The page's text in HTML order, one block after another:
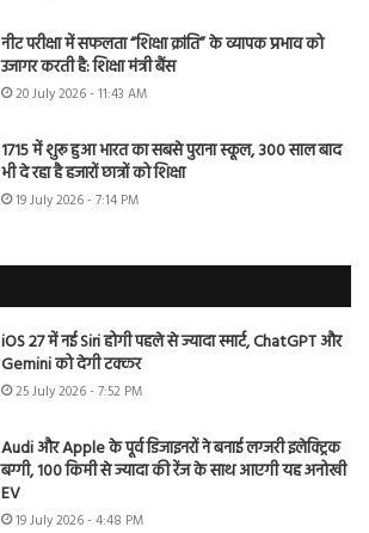
नीट परीक्षा में सफलता “शिक्षा क्रांति” के व्यापक प्रभाव को
उजागर करती है: शिक्षा मंत्री बैंस
20 July 2026 - 11:43 AM
1715 में शुरू हुआ भारत का सबसे पुराना स्कूल, 300 साल बाद
भी दे रहा है हजारों छात्रों को शिक्षा
19 July 2026 - 7:14 PM
iOS 27 में नई Siri होगी पहले से ज्यादा स्मार्ट, ChatGPT और
Gemini को देगी टक्कर
25 July 2026 - 7:52 PM
Audi और Apple के पूर्व डिजाइनरों ने बनाई लग्जरी इलेक्ट्रिक
बग्गी, 100 किमी से ज्यादा की रेंज के साथ आएगी यह अनोखी
EV
19 July 2026 - 4:48 PM